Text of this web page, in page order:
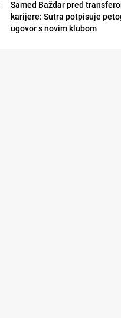
Samed Baždar pred
karijere: Sutra potpisuje
ugovor s novim klubom